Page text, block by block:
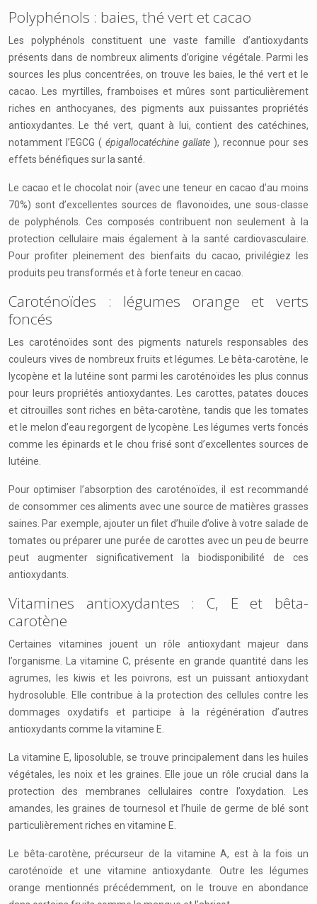
Polyphénols : baies, thé vert et cacao
Les polyphénols constituent une vaste famille d’antioxydants
présents dans de nombreux aliments d’origine végétale. Parmi les
sources les plus concentrées, on trouve les baies, le thé vert et le
cacao. Les myrtilles, framboises et mûres sont particulièrement
riches en anthocyanes, des pigments aux puissantes propriétés
antioxydantes. Le thé vert, quant à lui, contient des catéchines,
notamment l’EGCG ( épigallocatéchine gallate ), reconnue pour ses
effets bénéfiques sur la santé.
Le cacao et le chocolat noir (avec une teneur en cacao d’au moins
70%) sont d’excellentes sources de flavonoïdes, une sous-classe
de polyphénols. Ces composés contribuent non seulement à la
protection cellulaire mais également à la santé cardiovasculaire.
Pour profiter pleinement des bienfaits du cacao, privilégiez les
produits peu transformés et à forte teneur en cacao.
Caroténoïdes : légumes orange et verts
foncés
Les caroténoïdes sont des pigments naturels responsables des
couleurs vives de nombreux fruits et légumes. Le bêta-carotène, le
lycopène et la lutéine sont parmi les caroténoïdes les plus connus
pour leurs propriétés antioxydantes. Les carottes, patates douces
et citrouilles sont riches en bêta-carotène, tandis que les tomates
et le melon d’eau regorgent de lycopène. Les légumes verts foncés
comme les épinards et le chou frisé sont d’excellentes sources de
lutéine.
Pour optimiser l’absorption des caroténoïdes, il est recommandé
de consommer ces aliments avec une source de matières grasses
saines. Par exemple, ajouter un filet d’huile d’olive à votre salade de
tomates ou préparer une purée de carottes avec un peu de beurre
peut augmenter significativement la biodisponibilité de ces
antioxydants.
Vitamines antioxydantes : C, E et bêta-
carotène
Certaines vitamines jouent un rôle antioxydant majeur dans
l’organisme. La vitamine C, présente en grande quantité dans les
agrumes, les kiwis et les poivrons, est un puissant antioxydant
hydrosoluble. Elle contribue à la protection des cellules contre les
dommages oxydatifs et participe à la régénération d’autres
antioxydants comme la vitamine E.
La vitamine E, liposoluble, se trouve principalement dans les huiles
végétales, les noix et les graines. Elle joue un rôle crucial dans la
protection des membranes cellulaires contre l’oxydation. Les
amandes, les graines de tournesol et l’huile de germe de blé sont
particulièrement riches en vitamine E.
Le bêta-carotène, précurseur de la vitamine A, est à la fois un
caroténoïde et une vitamine antioxydante. Outre les légumes
orange mentionnés précédemment, on le trouve en abondance